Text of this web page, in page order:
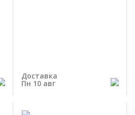
Доставка
Пн 10 авг